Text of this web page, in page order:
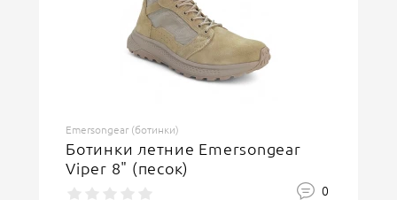
Emersongear (ботинки)
Ботинки летние Emersongear
Viper 8" (песок)
0